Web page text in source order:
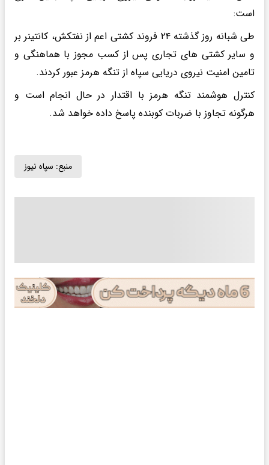
است:
طی شبانه روز گذشته ۲۴ فروند کشتی اعم از نفتکش، کانتینر بر
و سایر کشتی های تجاری پس از کسب مجوز با هماهنگی و
تامین امنیت نیروی دریایی سپاه از تنگه هرمز عبور کردند.
کنترل هوشمند تنگه هرمز با اقتدار در حال انجام است و
هرگونه تجاوز با ضربات کوبنده پاسخ داده خواهد شد.
منبع: سپاه نیوز